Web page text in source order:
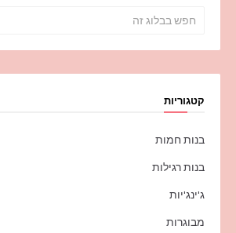
קטגוריות
בנות חמות
בנות רגילות
ג'ינג'יות
מבוגרות